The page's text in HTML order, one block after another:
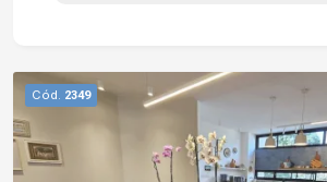
Cód. 2349